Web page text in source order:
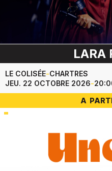
LARA
LE COLISÉE-CHARTRES
JEU. 22 OCTOBRE 2026-
A